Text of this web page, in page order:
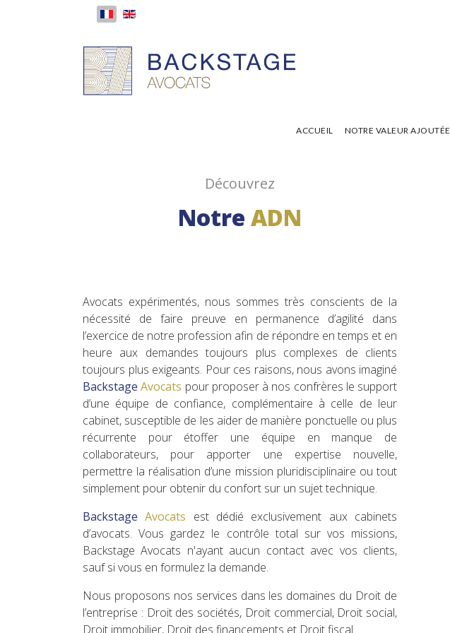
ACCUEIL NOTRE VALEUR AJOUTÉE
Découvrez
Notre ADN
Avocats expérimentés, nous sommes très conscients de la
nécessité de faire preuve en permanence d’agilité dans
l’exercice de notre profession afin de répondre en temps et en
heure aux demandes toujours plus complexes de clients
toujours plus exigeants. Pour ces raisons, nous avons imaginé
Backstage Avocats pour proposer à nos confrères le support
d’une équipe de confiance, complémentaire à celle de leur
cabinet, susceptible de les aider de manière ponctuelle ou plus
récurrente pour étoffer une équipe en manque de
collaborateurs, pour apporter une expertise nouvelle,
permettre la réalisation d’une mission pluridisciplinaire ou tout
simplement pour obtenir du confort sur un sujet technique.
Backstage Avocats est dédié exclusivement aux cabinets
d’avocats. Vous gardez le contrôle total sur vos missions,
Backstage Avocats n'ayant aucun contact avec vos clients,
sauf si vous en formulez la demande.
Nous proposons nos services dans les domaines du Droit de
l’entreprise : Droit des sociétés, Droit commercial, Droit social,
Droit immobilier, Droit des financements et Droit fiscal.